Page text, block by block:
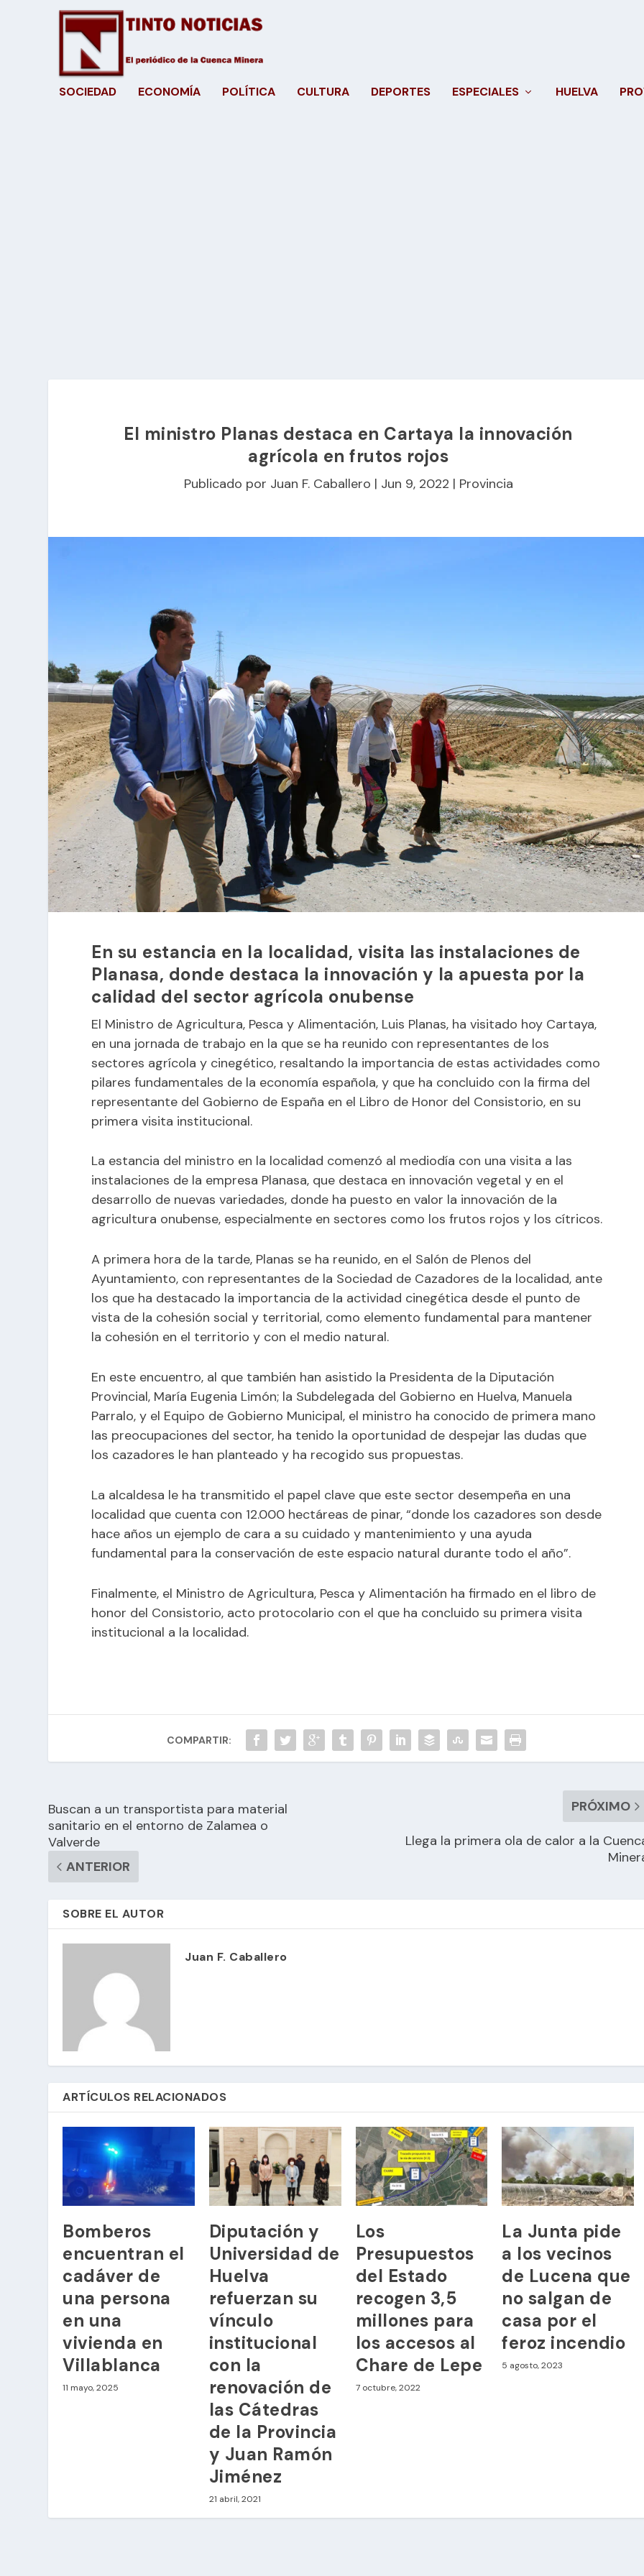
SOCIEDAD ECONOMÍA POLÍTICA CULTURA DEPORTES ESPECIALES HUELVA
El ministro Planas destaca en Cartaya la innovación
agrícola en frutos rojos
Publicado por Juan F. Caballero | Jun 9, 2022 | Provincia
En su estancia en la localidad, visita las instalaciones de
Planasa, donde destaca la innovación y la apuesta por la
calidad del sector agrícola onubense
El Ministro de Agricultura, Pesca y Alimentación, Luis Planas, ha visitado hoy Cartaya,
en una jornada de trabajo en la que se ha reunido con representantes de los
sectores agrícola y cinegético, resaltando la importancia de estas actividades como
pilares fundamentales de la economía española, y que ha concluido con la firma del
representante del Gobierno de España en el Libro de Honor del Consistorio, en su
primera visita institucional.
La estancia del ministro en la localidad comenzó al mediodía con una visita a las
instalaciones de la empresa Planasa, que destaca en innovación vegetal y en el
desarrollo de nuevas variedades, donde ha puesto en valor la innovación de la
agricultura onubense, especialmente en sectores como los frutos rojos y los cítricos.
A primera hora de la tarde, Planas se ha reunido, en el Salón de Plenos del
Ayuntamiento, con representantes de la Sociedad de Cazadores de la localidad, ante
los que ha destacado la importancia de la actividad cinegética desde el punto de
vista de la cohesión social y territorial, como elemento fundamental para mantener
la cohesión en el territorio y con el medio natural.
En este encuentro, al que también han asistido la Presidenta de la Diputación
Provincial, María Eugenia Limón; la Subdelegada del Gobierno en Huelva, Manuela
Parralo, y el Equipo de Gobierno Municipal, el ministro ha conocido de primera mano
las preocupaciones del sector, ha tenido la oportunidad de despejar las dudas que
los cazadores le han planteado y ha recogido sus propuestas.
La alcaldesa le ha transmitido el papel clave que este sector desempeña en una
localidad que cuenta con 12.000 hectáreas de pinar, “donde los cazadores son desde
hace años un ejemplo de cara a su cuidado y mantenimiento y una ayuda
fundamental para la conservación de este espacio natural durante todo el año”.
Finalmente, el Ministro de Agricultura, Pesca y Alimentación ha firmado en el libro de
honor del Consistorio, acto protocolario con el que ha concluido su primera visita
institucional a la localidad.
COMPARTIR:
Buscan a un transportista para material
sanitario en el entorno de Zalamea o
Valverde
ANTERIOR
PRÓXIMO
Llega la primera ola de calor a la
SOBRE EL AUTOR
Juan F. Caballero
ARTÍCULOS RELACIONADOS
Bomberos
encuentran el
cadáver de
una persona
en una
vivienda en
Villablanca
11 mayo, 2025
Diputación y
Universidad de
Huelva
refuerzan su
vínculo
institucional
con la
renovación de
las Cátedras
de la Provincia
y Juan Ramón
Jiménez
21 abril, 2021
Los
Presupuestos
del Estado
recogen 3,5
millones para
los accesos al
Chare de Lepe
7 octubre, 2022
La Junta pide
a los vecinos
de Lucena que
no salgan de
casa por el
feroz incendio
5 agosto, 2023